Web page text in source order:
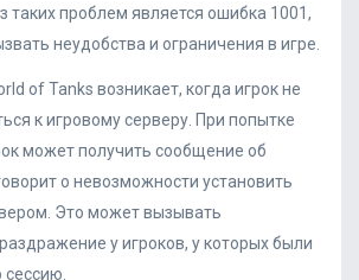
таких проблем является ошибка 1001,
неудобства и ограничения в игре.
of Tanks возникает, когда игрок не
к игровому серверу. При попытке
может получить сообщение об
о невозможности установить
Это может вызывать
у игроков, у которых были